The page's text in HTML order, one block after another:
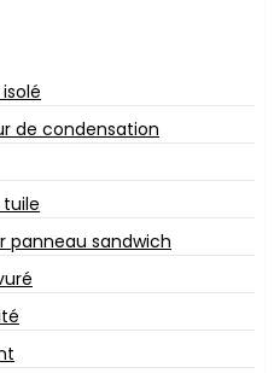
de condensation
panneau sandwich